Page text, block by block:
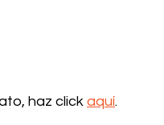
haz click aquí.